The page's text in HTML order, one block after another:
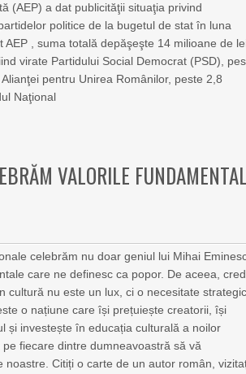
(AEP) a dat publicităţii situaţia privind
politice de la bugetul de stat în luna
AEP , suma totală depăşeşte 14 milioane de
virate Partidului Social Democrat (PSD),
pentru Unirea Românilor, peste 2,8
Naţional
VALORILE
celebrăm nu doar geniul lui Mihai
care ne definesc ca popor. De aceea, cred
cultură nu este un lux, ci o necesitate
o națiune care își prețuiește creatorii, își
și investește în educația culturală a noilor
fiecare dintre dumneavoastră să vă
noastre. Citiți o carte de un autor român,